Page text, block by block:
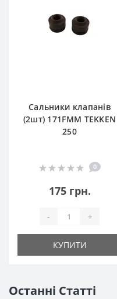
Сальники клапанів
(2шт) 171FMM TEKKEN
250
0
175 грн.
- +
КУПИТИ
Останні Статті